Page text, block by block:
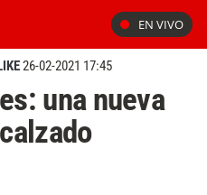
EN VIVO
26-02-2021 17:45
una nueva